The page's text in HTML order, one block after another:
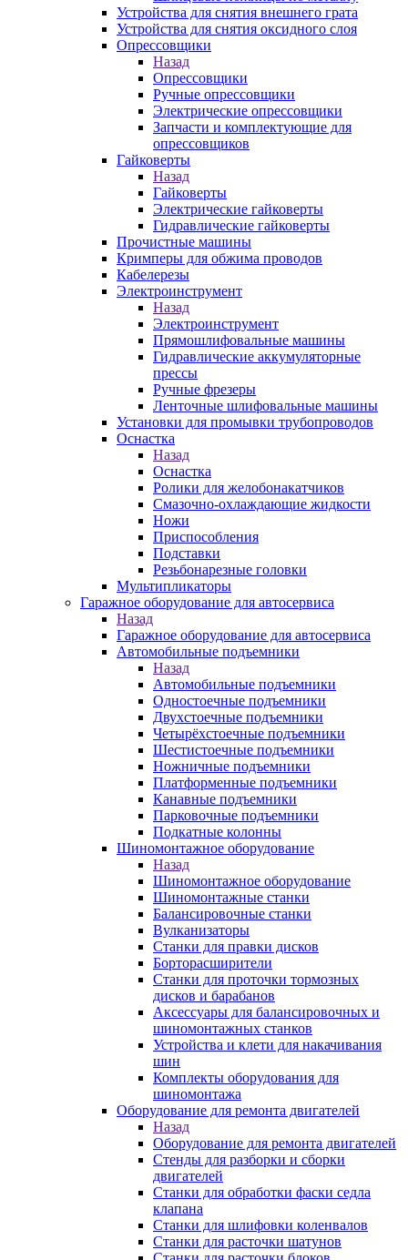
Устройства для снятия внешнего грата
Устройства для снятия оксидного слоя
Опрессовщики
Назад
Опрессовщики
Ручные опрессовщики
Электрические опрессовщики
Запчасти и комплектующие для
опрессовщиков
Гайковерты
Назад
Гайковерты
Электрические гайковерты
Гидравлические гайковерты
Прочистные машины
Кримперы для обжима проводов
Кабелерезы
Электроинструмент
Назад
Электроинструмент
Прямошлифовальные машины
Гидравлические аккумуляторные
прессы
Ручные фрезеры
Ленточные шлифовальные машины
Установки для промывки трубопроводов
Оснастка
Назад
Оснастка
Ролики для желобонакатчиков
Смазочно-охлаждающие жидкости
Ножи
Приспособления
Подставки
Резьбонарезные головки
Мультипликаторы
Гаражное оборудование для автосервиса
Назад
Гаражное оборудование для автосервиса
Автомобильные подъемники
Назад
Автомобильные подъемники
Одностоечные подъемники
Двухстоечные подъемники
Четырёхстоечные подъемники
Шестистоечные подъемники
Ножничные подъемники
Платформенные подъемники
Канавные подъемники
Парковочные подъемники
Подкатные колонны
Шиномонтажное оборудование
Назад
Шиномонтажное оборудование
Шиномонтажные станки
Балансировочные станки
Вулканизаторы
Станки для правки дисков
Борторасширители
Станки для проточки тормозных
дисков и барабанов
Аксессуары для балансировочных и
шиномонтажных станков
Устройства и клети для накачивания
шин
Комплекты оборудования для
шиномонтажа
Оборудование для ремонта двигателей
Назад
Оборудование для ремонта двигателей
Стенды для разборки и сборки
двигателей
Станки для обработки фаски седла
клапана
Станки для шлифовки коленвалов
Станки для расточки шатунов